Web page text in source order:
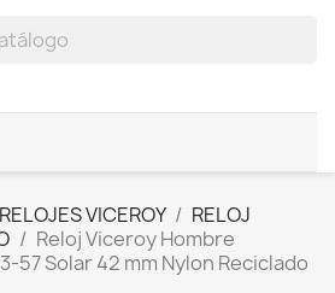
RELOJES VICEROY
RELOJ
Reloj Viceroy Hombre
57 Solar 42 mm Nylon Reciclado